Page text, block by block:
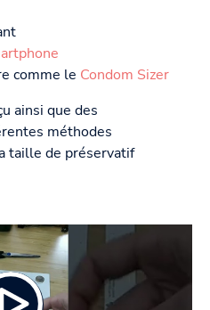
comme le Condom Sizer
ainsi que des
méthodes
taille de préservatif